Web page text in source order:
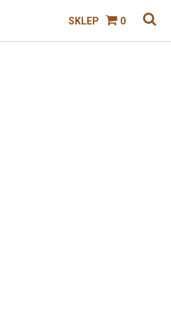
SKLEP 0